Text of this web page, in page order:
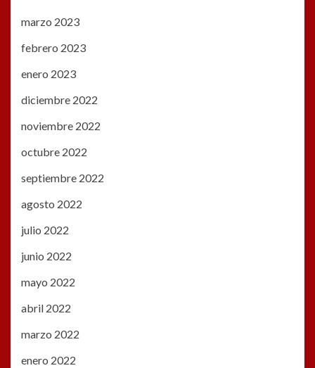
marzo 2023
febrero 2023
enero 2023
diciembre 2022
noviembre 2022
octubre 2022
septiembre 2022
agosto 2022
julio 2022
junio 2022
mayo 2022
abril 2022
marzo 2022
enero 2022